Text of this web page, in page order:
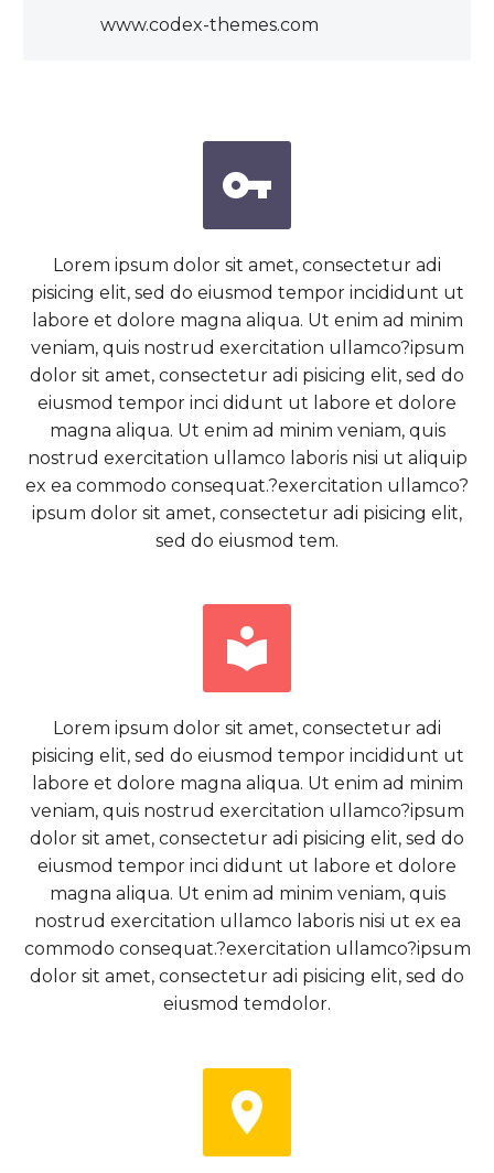
www.codex-themes.com


Lorem ipsum dolor sit amet, consectetur adi
pisicing elit, sed do eiusmod tempor incididunt ut
labore et dolore magna aliqua. Ut enim ad minim
veniam, quis nostrud exercitation ullamco?ipsum
dolor sit amet, consectetur adi pisicing elit, sed do
eiusmod tempor inci didunt ut labore et dolore
magna aliqua. Ut enim ad minim veniam, quis
nostrud exercitation ullamco laboris nisi ut aliquip
ex ea commodo consequat.?exercitation ullamco?
ipsum dolor sit amet, consectetur adi pisicing elit,
sed do eiusmod tem.


Lorem ipsum dolor sit amet, consectetur adi
pisicing elit, sed do eiusmod tempor incididunt ut
labore et dolore magna aliqua. Ut enim ad minim
veniam, quis nostrud exercitation ullamco?ipsum
dolor sit amet, consectetur adi pisicing elit, sed do
eiusmod tempor inci didunt ut labore et dolore
magna aliqua. Ut enim ad minim veniam, quis
nostrud exercitation ullamco laboris nisi ut ex ea
commodo consequat.?exercitation ullamco?ipsum
dolor sit amet, consectetur adi pisicing elit, sed do
eiusmod temdolor.

